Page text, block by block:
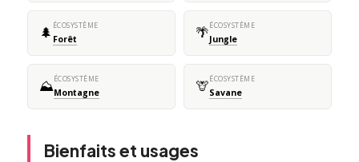
🌲 ÉCOSYSTÈME
Forêt 🌴ÉCOSYSTÈME
Jungle
⛰️ÉCOSYSTÈME
Montagne 🦒ÉCOSYSTÈME
Savane
Bienfaits et usages